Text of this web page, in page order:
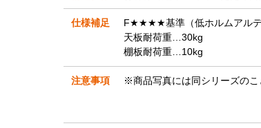
仕様補足
F★★★★基準（低ホルムアルデ
天板耐荷重…30kg
棚板耐荷重…10kg
注意事項 ※商品写真には同シリーズのこ